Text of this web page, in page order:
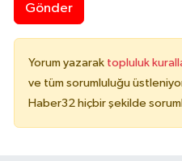
Gönder
Yorum yazarak topluluk
ve tüm sorumluluğu
Haber32 hiçbir şekilde